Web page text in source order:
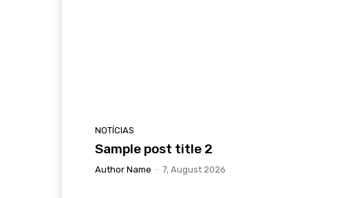
NOTÍCIAS
Sample post title 2
Author Name - 7, August 2026